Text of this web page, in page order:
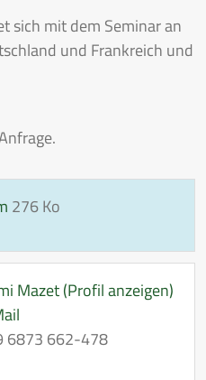
sich mit dem Seminar an
und Frankreich und
276 Ko
Mazet (Profil anzeigen)
6873 662-478